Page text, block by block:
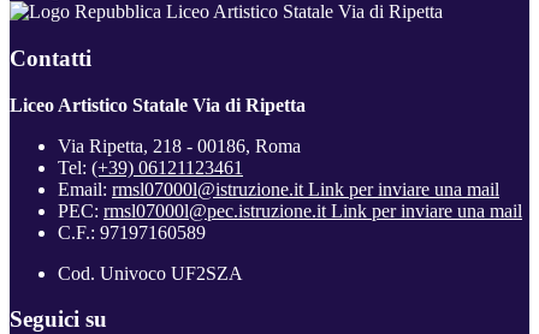
Liceo Artistico Statale Via di Ripetta
Contatti
Liceo Artistico Statale Via di Ripetta
Via Ripetta, 218 - 00186, Roma
Tel: (+39) 06121123461
Email: rmsl07000l@istruzione.it Link per inviare una mail
PEC: rmsl07000l@pec.istruzione.it Link per inviare una mail
C.F.: 97197160589
Cod. Univoco UF2SZA
Seguici su